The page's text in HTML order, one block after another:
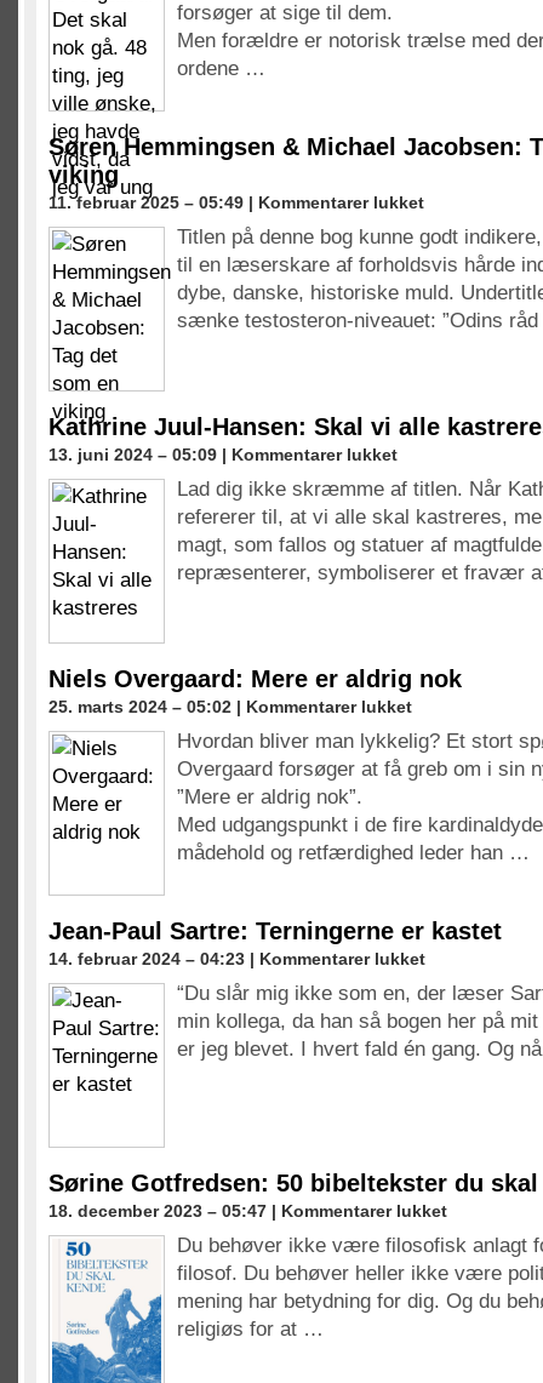
gå.
ville
ønske,
havde
da
jeg
var
forsøger at sige til dem.
Men forældre er notorisk trælse med
ordene …
Søren Hemmingsen & Michael Jacobsen:
viking
11. februar 2025 – 05:49 | Kommentarer lukkettil
Hemmingsen
&
Michael
Tag
viking
Titlen på denne bog kunne godt
til en læserskare af forholdsvis hårde
dybe, danske, historiske muld.
sænke testosteron-niveauet: ”Odins
Kathrine Juul-Hansen: Skal vi alle
13. juni 2024 – 05:09 | Kommentarer lukkettil
Juul-
Hansen:
alle
Lad dig ikke skræmme af titlen. Når
refererer til, at vi alle skal kastreres,
magt, som fallos og statuer af
repræsenterer, symboliserer et fravær
Niels Overgaard: Mere er aldrig nok
25. marts 2024 – 05:02 | Kommentarer lukkettil
Overgaard:
Mere
nok
Hvordan bliver man lykkelig? Et stort
Overgaard forsøger at få greb om i sin
”Mere er aldrig nok”.
Med udgangspunkt i de fire
mådehold og retfærdighed leder han …
Jean-Paul Sartre: Terningerne er kastet
14. februar 2024 – 04:23 | Kommentarer lukkettil
Paul
Sartre:
Terningerne
er
“Du slår mig ikke som en, der læser
min kollega, da han så bogen her på
er jeg blevet. I hvert fald én gang. Og
Sørine Gotfredsen: 50 bibeltekster du skal
18. december 2023 – 05:47 | Kommentarer lukkettil
Gotfredsen:
50
bibeltekster
Du behøver ikke være filosofisk anlagt
filosof. Du behøver heller ikke være
mening har betydning for dig. Og du
religiøs for at …